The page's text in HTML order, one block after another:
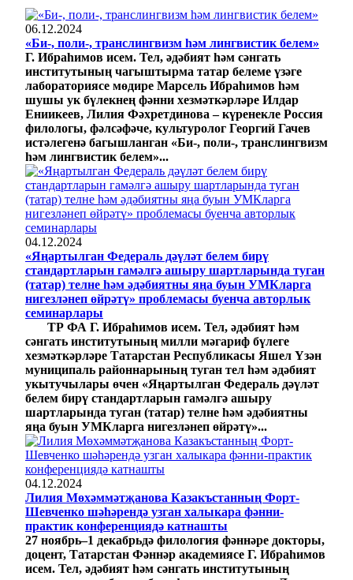
06.12.2024
«Би-, поли-, транслингвизм һәм лингвистик белем»
Г. Ибраһимов исем. Тел, әдәбият һәм сәнгать
институтының чагыштырма татар белеме үзәге
лабораториясе мөдире Марсель Ибраһимов һәм
шушы ук бүлекнең фәнни хезмәткәрләре Илдар
Ениикеев, Лилия Фәхретдинова – күренекле Россия
филологы, фәлсәфәче, культуролог Георгий Гачев
истәлегенә багышланган «Би-, поли-, транслингвизм
һәм лингвистик белем»...
04.12.2024
«Яңартылган Федераль дәүләт белем бирү
стандартларын гамәлгә ашыру шартларында туган
(татар) телне һәм әдәбиятны яңа буын УМКларга
нигезләнеп өйрәтү» проблемасы буенча авторлык
семинарлары
ТР ФА Г. Ибраһимов исем. Тел, әдәбият һәм
сәнгать институтының милли мәгариф бүлеге
хезмәткәрләре Татарстан Республикасы Яшел Үзән
муниципаль районнарының туган тел һәм әдәбият
укытучылары өчен «Яңартылган Федераль дәүләт
белем бирү стандартларын гамәлгә ашыру
шартларында туган (татар) телне һәм әдәбиятны
яңа буын УМКларга нигезләнеп өйрәтү»...
04.12.2024
Лилия Мөхәммәтҗанова Казакъстанның Форт-
Шевченко шәһәрендә узган халыкара фәнни-
практик конференциядә катнашты
27 ноябрь–1 декабрьдә филология фәннәре докторы,
доцент, Татарстан Фәннәр академиясе Г. Ибраһимов
исем. Тел, әдәбият һәм сәнгать институтының